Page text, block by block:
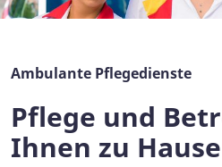
Ambulante Pflegedienste
Pflege und
Ihnen zu Hause